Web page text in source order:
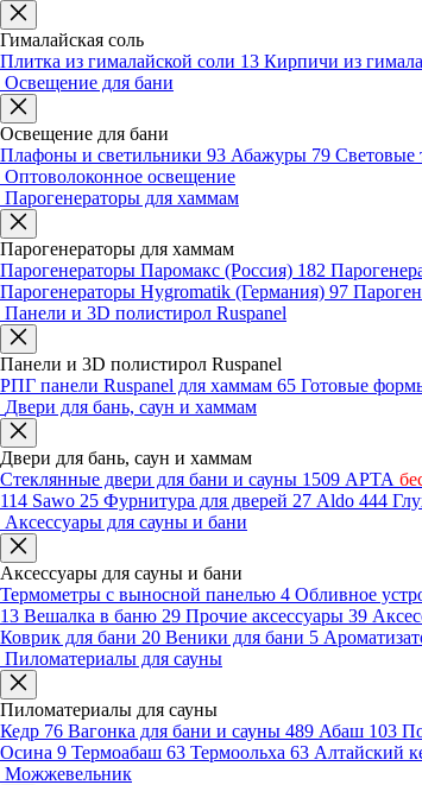
Гималайская соль
Плитка из гималайской соли 13 Кирпичи из
Освещение для бани
Освещение для бани
Плафоны и светильники 93 Абажуры 79 Световые
Оптоволоконное освещение
Парогенераторы для хаммам
Парогенераторы для хаммам
Парогенераторы Паромакс (Россия) 182
Парогенераторы Hygromatik (Германия) 97
Панели и 3D полистирол Ruspanel
Панели и 3D полистирол Ruspanel
РПГ панели Ruspanel для хаммам 65 Готовые
Двери для бань, саун и хаммам
Двери для бань, саун и хаммам
Стеклянные двери для бани и сауны 1509 АРТА
114 Sawo 25 Фурнитура для дверей 27 Aldo 444
Аксессуары для сауны и бани
Аксессуары для сауны и бани
Термометры с выносной панелью 4 Обливное
13 Вешалка в баню 29 Прочие аксессуары 39
Коврик для бани 20 Веники для бани 5
Пиломатериалы для сауны
Пиломатериалы для сауны
Кедр 76 Вагонка для бани и сауны 489 Абаш 103
Осина 9 Термоабаш 63 Термоольха 63 Алтайский
Можжевельник